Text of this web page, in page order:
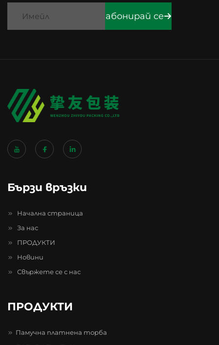
абонирай се
Бързи връзки
Начална страница
За нас
ПРОДУКТИ
Новини
Свържете се с нас
ПРОДУКТИ
Памучна платнена торба